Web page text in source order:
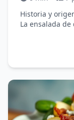
Historia y
La ensalada